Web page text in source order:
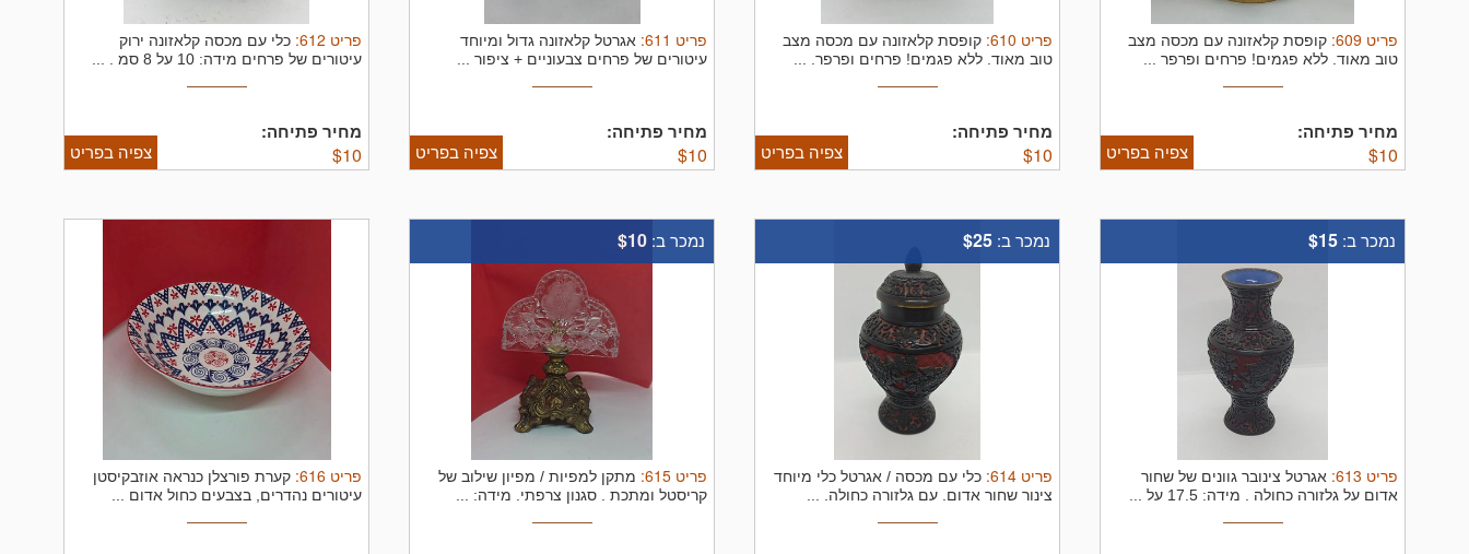
פריט 609
: קופסת קלאזונה עם מכסה מצב
טוב מאוד. ללא פגמים! פרחים ופרפר ...
מחיר פתיחה:
$10 צפיה בפריט
פריט 610
: קופסת קלאזונה עם מכסה מצב
טוב מאוד. ללא פגמים! פרחים ופרפר. ...
מחיר פתיחה:
$10 צפיה בפריט
פריט 611
: אגרטל קלאזונה גדול ומיוחד
עיטורים של פרחים צבעוניים + ציפור ...
מחיר פתיחה:
$10 צפיה בפריט
פריט 612
: כלי עם מכסה קלאזונה ירוק
עיטורים של פרחים מידה: 10 על 8 סמ . ...
מחיר פתיחה:
$10 צפיה בפריט
נמכר ב: $15
פריט 613
: אגרטל צינובר גוונים של שחור
אדום על גלזורה כחולה . מידה: 17.5 על ...
נמכר ב: $25
פריט 614
: כלי עם מכסה / אגרטל כלי מיוחד
צינור שחור אדום. עם גלזורה כחולה. ...
נמכר ב: $10
פריט 615
: מתקן למפיות / מפיון שילוב של
קריסטל ומתכת . סגנון צרפתי. מידה: ...
פריט 616
: קערת פורצלן כנראה אוזבקיסטן
עיטורים נהדרים, בצבעים כחול אדום ...